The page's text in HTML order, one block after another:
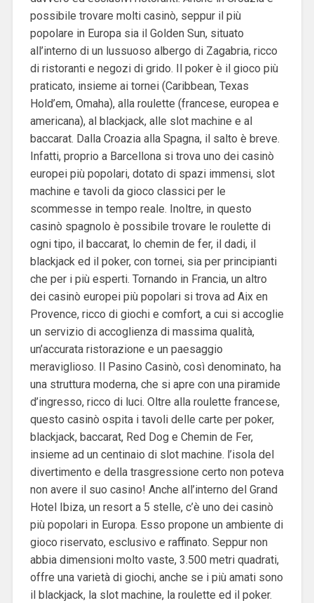
possibile trovare molti casinò, seppur il più
popolare in Europa sia il Golden Sun, situato
all’interno di un lussuoso albergo di Zagabria, ricco
di ristoranti e negozi di grido. Il poker è il gioco più
praticato, insieme ai tornei (Caribbean, Texas
Hold’em, Omaha), alla roulette (francese, europea e
americana), al blackjack, alle slot machine e al
baccarat. Dalla Croazia alla Spagna, il salto è breve.
Infatti, proprio a Barcellona si trova uno dei casinò
europei più popolari, dotato di spazi immensi, slot
machine e tavoli da gioco classici per le
scommesse in tempo reale. Inoltre, in questo
casinò spagnolo è possibile trovare le roulette di
ogni tipo, il baccarat, lo chemin de fer, il dadi, il
blackjack ed il poker, con tornei, sia per principianti
che per i più esperti. Tornando in Francia, un altro
dei casinò europei più popolari si trova ad Aix en
Provence, ricco di giochi e comfort, a cui si accoglie
un servizio di accoglienza di massima qualità,
un’accurata ristorazione e un paesaggio
meraviglioso. Il Pasino Casinò, così denominato, ha
una struttura moderna, che si apre con una piramide
d’ingresso, ricco di luci. Oltre alla roulette francese,
questo casinò ospita i tavoli delle carte per poker,
blackjack, baccarat, Red Dog e Chemin de Fer,
insieme ad un centinaio di slot machine. l’isola del
divertimento e della trasgressione certo non poteva
non avere il suo casino! Anche all’interno del Grand
Hotel Ibiza, un resort a 5 stelle, c’è uno dei casinò
più popolari in Europa. Esso propone un ambiente di
gioco riservato, esclusivo e raffinato. Seppur non
abbia dimensioni molto vaste, 3.500 metri quadrati,
offre una varietà di giochi, anche se i più amati sono
il blackjack, la slot machine, la roulette ed il poker.